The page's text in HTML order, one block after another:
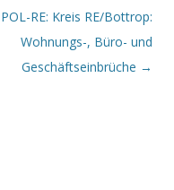
POL-RE: Kreis RE/Bottrop:
Wohnungs-, Büro- und
Geschäftseinbrüche →